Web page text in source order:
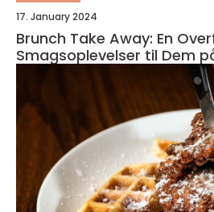
17. January 2024
Brunch Take Away: En
Smagsoplevelser til Dem